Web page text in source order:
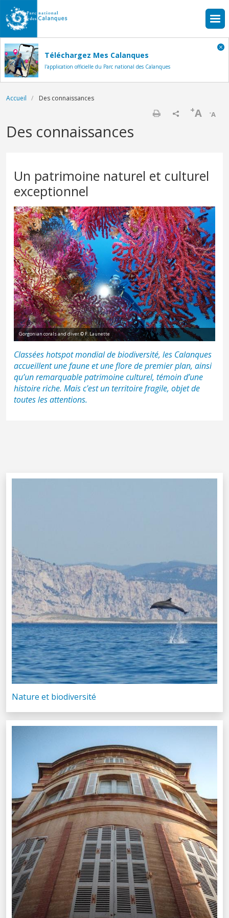
Aller au contenu principal
Téléchargez Mes Calanques
l'application officielle du Parc national des Calanques
Fil d'Ariane
Accueil Des connaissances
-A
+A
Des connaissances
Un patrimoine naturel et culturel
exceptionnel
Gorgonian corals and diver © F. Launette
Classées hotspot mondial de biodiversité, les Calanques
accueillent une faune et une flore de premier plan, ainsi
qu’un remarquable patrimoine culturel, témoin d’une
histoire riche. Mais c'est un territoire fragile, objet de
toutes les attentions.
Nature et biodiversité